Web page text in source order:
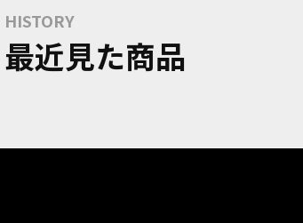
HISTORY
最近見た商品